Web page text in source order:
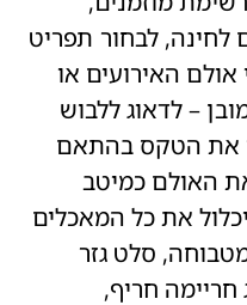
לחינה, לבחור תפריט
אולם האירועים או
– לדאוג ללבוש
את הטקס בהתאם
האולם כמיטב
את כל המאכלים
סלט גזר
חריימה חריף,